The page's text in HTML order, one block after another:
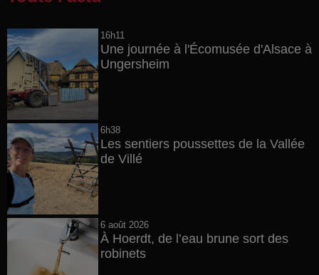
16h11
Une journée à l'Écomusée d'Alsace à
Ungersheim
6h38
Les sentiers poussettes de la Vallée
de Villé
6 août 2026
À Hoerdt, de l’eau brune sort des
robinets